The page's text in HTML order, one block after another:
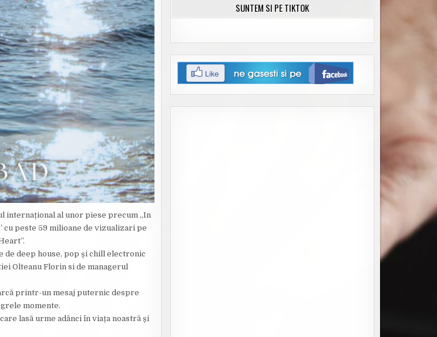
internațional al unor piese precum „In
cu peste 59 milioane de vizualizari pe
deep house, pop și chill electronic
Olteanu Florin si de managerul
printr-un mesaj puternic despre
momente.
lasă urme adânci în viața noastră și
SUNTEM SI PE TIKTOK